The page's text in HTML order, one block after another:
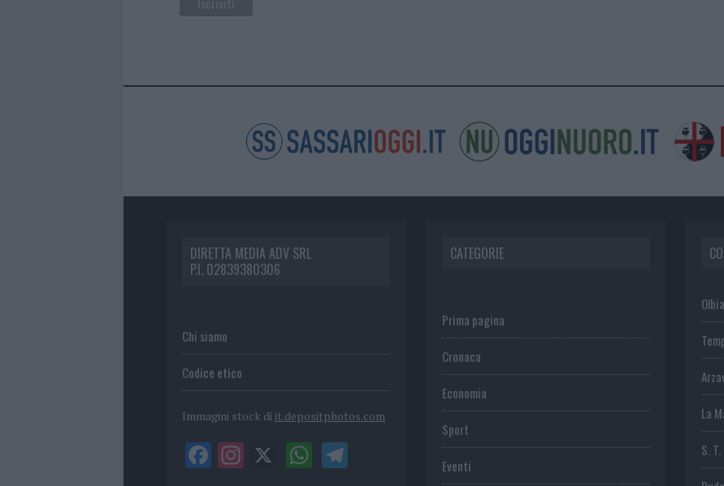
DIRETTA MEDIA ADV SRL
P.I. 02839380306
Chi siamo
Codice etico
Immagini stock di it.depositphotos.com
CATEGORIE
Prima pagina
Cronaca
Economia
Sport
Eventi
Olbia
La
S.